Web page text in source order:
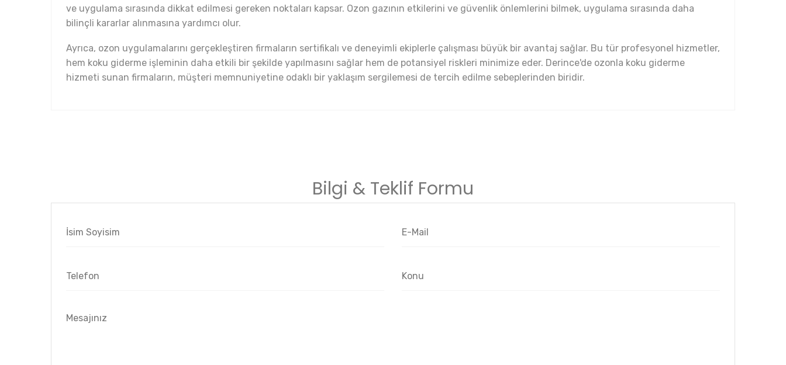
ve uygulama sırasında dikkat edilmesi gereken noktaları kapsar. Ozon gazının etkilerini ve güvenlik önlemlerini bilmek, uygulama sırasında daha
bilinçli kararlar alınmasına yardımcı olur.
Ayrıca, ozon uygulamalarını gerçekleştiren firmaların sertifikalı ve deneyimli ekiplerle çalışması büyük bir avantaj sağlar. Bu tür profesyonel hizmetler,
hem koku giderme işleminin daha etkili bir şekilde yapılmasını sağlar hem de potansiyel riskleri minimize eder. Derince'de ozonla koku giderme
hizmeti sunan firmaların, müşteri memnuniyetine odaklı bir yaklaşım sergilemesi de tercih edilme sebeplerinden biridir.
Bilgi & Teklif Formu